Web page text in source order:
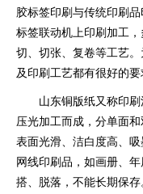
胶标签印刷与传统印刷
标签联动机上印刷加工
切、切张、复卷等工艺
及印刷工艺都有很好的要
山东铜版纸又称印
压光加工而成，分单面
表面光滑、洁白度高、
网线印刷品，如画册、
搭、脱落，不能长期保